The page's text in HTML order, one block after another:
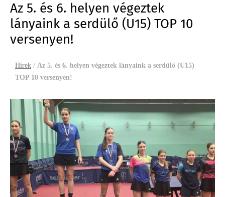
Az 5. és 6. helyen végeztek
lányaink a serdülő (U15) TOP 10
versenyen!
Hírek / Az 5. és 6. helyen végeztek lányaink a serdülő (U15)
TOP 10 versenyen!